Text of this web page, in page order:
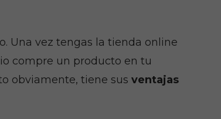
Una vez tengas la tienda online
compre un producto en tu
obviamente, tiene sus ventajas